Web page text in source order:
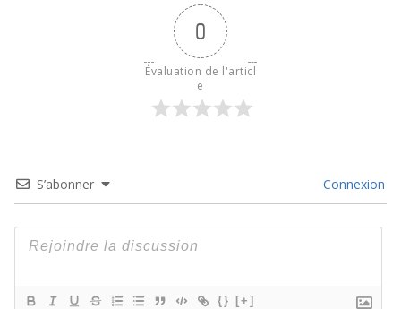
0
Évaluation de l'articl
e
S’abonner Connexion
{} [+]